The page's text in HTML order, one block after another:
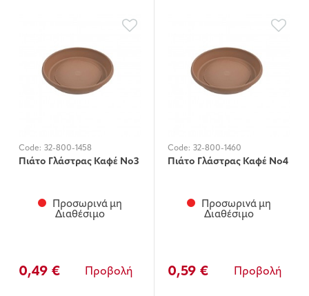
Code: 32-800-1458
Πιάτο Γλάστρας Καφέ Νο3
Προσωρινά μη
Διαθέσιμο
0,49 € Προβολή
Code: 32-800-1460
Πιάτο Γλάστρας Καφέ Νο4
Προσωρινά μη
Διαθέσιμο
0,59 € Προβολή